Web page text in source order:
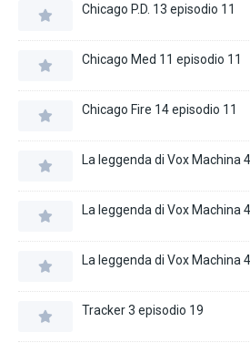
Chicago P.D. 13 episodio 11
Chicago Med 11 episodio 11
Chicago Fire 14 episodio 11
La leggenda di Vox Machina
La leggenda di Vox Machina
La leggenda di Vox Machina
Tracker 3 episodio 19